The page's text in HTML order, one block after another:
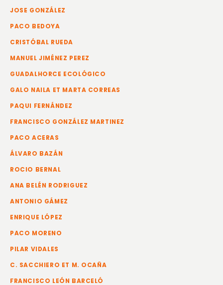
JOSE GONZÁLEZ
PACO BEDOYA
CRISTÓBAL RUEDA
MANUEL JIMÉNEZ PEREZ
GUADALHORCE ECOLÓGICO
GALO NAILA ET MARTA CORREAS
PAQUI FERNÁNDEZ
FRANCISCO GONZÁLEZ MARTINEZ
PACO ACERAS
ÁLVARO BAZÁN
ROCIO BERNAL
ANA BELÉN RODRIGUEZ
ANTONIO GÁMEZ
ENRIQUE LÓPEZ
PACO MORENO
PILAR VIDALES
C. SACCHIERO ET M. OCAÑA
FRANCISCO LEÓN BARCELÓ